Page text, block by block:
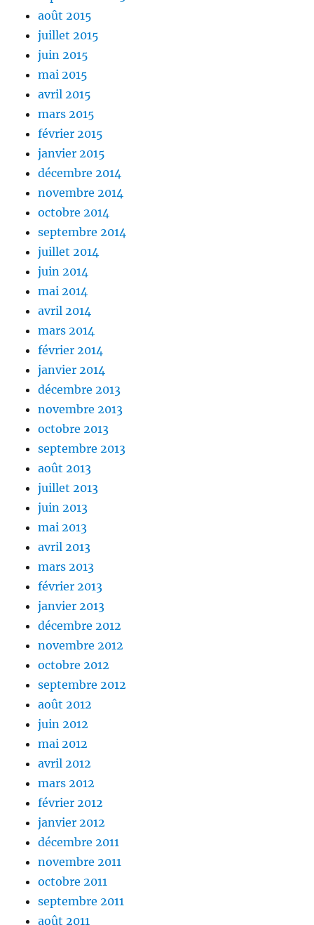
août 2015
juillet 2015
juin 2015
mai 2015
avril 2015
mars 2015
février 2015
janvier 2015
décembre 2014
novembre 2014
octobre 2014
septembre 2014
juillet 2014
juin 2014
mai 2014
avril 2014
mars 2014
février 2014
janvier 2014
décembre 2013
novembre 2013
octobre 2013
septembre 2013
août 2013
juillet 2013
juin 2013
mai 2013
avril 2013
mars 2013
février 2013
janvier 2013
décembre 2012
novembre 2012
octobre 2012
septembre 2012
août 2012
juin 2012
mai 2012
avril 2012
mars 2012
février 2012
janvier 2012
décembre 2011
novembre 2011
octobre 2011
septembre 2011
août 2011